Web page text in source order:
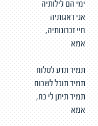
ימי הם לילותיה
אני דאגותיה
חיי זכרונותיה,
אמא
תמיד תדע לסלוח
תמיד תוכל לשכוח
תמיד תיתן לי כח,
אמא